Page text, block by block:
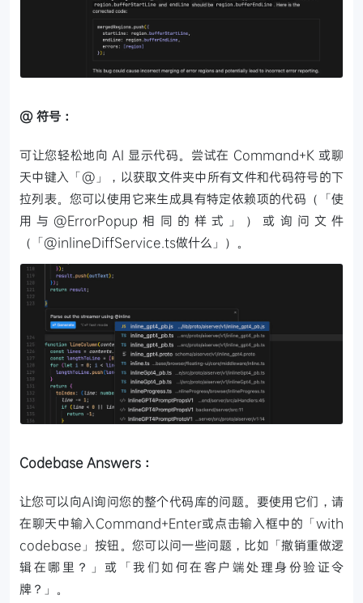
@ 符号：
可让您轻松地向 AI 显示代码。尝试在 Command+K 或聊
天中键入「@」，以获取文件夹中所有文件和代码符号的下
拉列表。您可以使用它来生成具有特定依赖项的代码（「使
用与@ErrorPopup相同的样式」）或询问文件
（「@inlineDiffService.ts做什么」）。
Codebase Answers：
让您可以向AI询问您的整个代码库的问题。要使用它们，请
在聊天中输入Command+Enter或点击输入框中的「with
codebase」按钮。您可以问一些问题，比如「撤销重做逻
辑在哪里？」或「我们如何在客户端处理身份验证令
牌？」。